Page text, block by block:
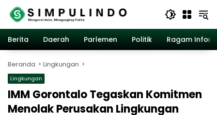
Langsung
konten
Berita
Daerah Parlemen Politik Ragam
Beranda Lingkungan
Lingkungan
IMM Gorontalo Tegaskan Komitmen
Menolak Perusakan Lingkungan